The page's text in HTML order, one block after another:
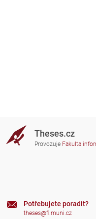
Theses.cz
Provozuje Fakulta
Potřebujete poradit?
theses@fi.muni.cz